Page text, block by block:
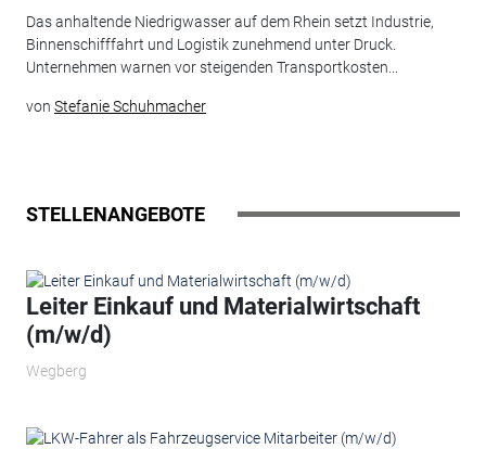
Das anhaltende Niedrigwasser auf dem Rhein setzt Industrie,
Binnenschifffahrt und Logistik zunehmend unter Druck.
Unternehmen warnen vor steigenden Transportkosten...
von Stefanie Schuhmacher
STELLENANGEBOTE
Leiter Einkauf und Materialwirtschaft
(m/w/d)
Wegberg